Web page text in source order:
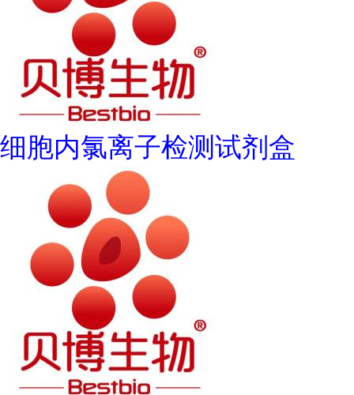
细胞内氯离子检测试剂盒